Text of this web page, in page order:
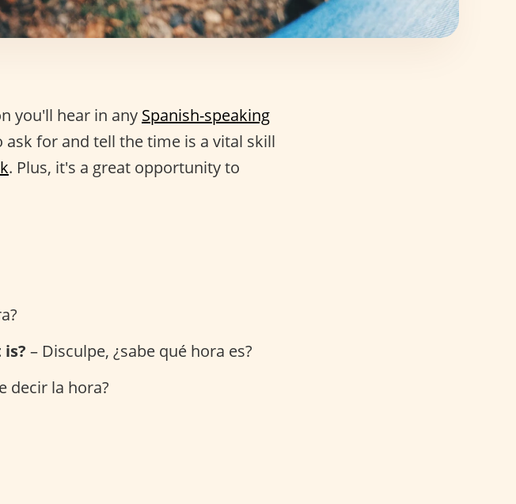
you'll hear in any Spanish-speaking
ask for and tell the time is a vital skill
. Plus, it's a great opportunity to
– Disculpe, ¿sabe qué hora es?
decir la hora?